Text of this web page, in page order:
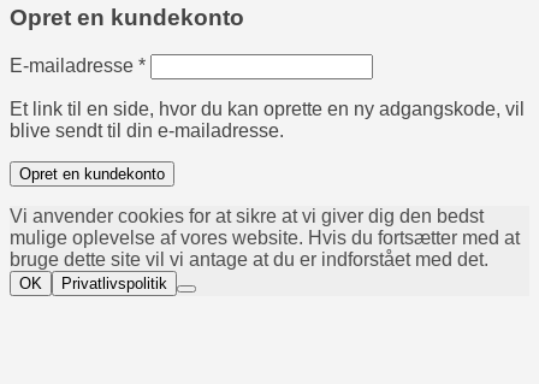
Opret en kundekonto
E-mailadresse *Påkrævet
Et link til en side, hvor du kan oprette en ny adgangskode, vil
blive sendt til din e-mailadresse.
Opret en kundekonto
Vi anvender cookies for at sikre at vi giver dig den bedst
mulige oplevelse af vores website. Hvis du fortsætter med at
bruge dette site vil vi antage at du er indforstået med det.
OK Privatlivspolitik